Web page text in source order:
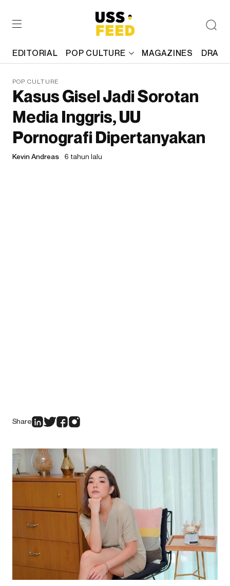
EDITORIAL POP CULTURE MAGAZINES
POP CULTURE
Kasus Gisel Jadi Sorotan
Media Inggris, UU
Pornografi Dipertanyakan
Kevin Andreas 6 tahun lalu
Share